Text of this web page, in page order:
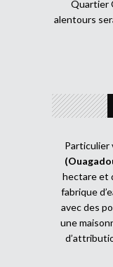
Quartier
alentours
Particulier
hectare et
fabrique
avec des
une